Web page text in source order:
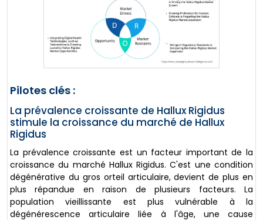
Pilotes clés :
La prévalence croissante de Hallux Rigidus
stimule la croissance du marché de Hallux
Rigidus
La prévalence croissante est un facteur important de la
croissance du marché Hallux Rigidus. C'est une condition
dégénérative du gros orteil articulaire, devient de plus en
plus répandue en raison de plusieurs facteurs. La
population vieillissante est plus vulnérable à la
dégénérescence articulaire liée à l'âge, une cause